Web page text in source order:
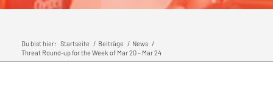
Du bist hier: Startseite / Beiträge / News /
Threat Round-up for the Week of Mar 20 – Mar 24